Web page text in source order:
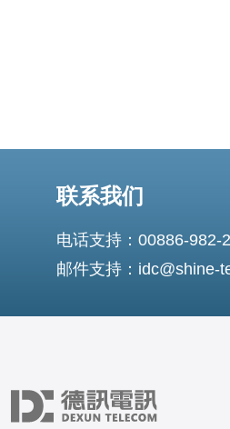
联系我们
电话支持：00886-982-
邮件支持：idc@shine-